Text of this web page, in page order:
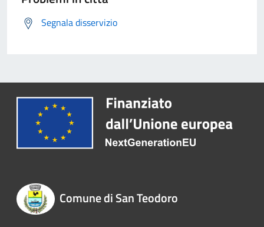
Segnala disservizio
Comune di San Teodoro